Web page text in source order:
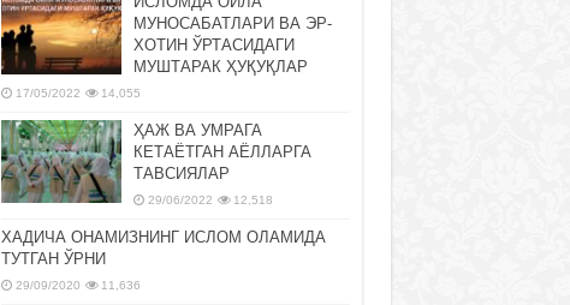
МУНОСАБАТЛАРИ ВА ЭР-
ХОТИН ЎРТАСИДАГИ
МУШТАРАК ҲУҚУҚЛАР
17/05/2022 14,055
ҲАЖ ВА УМРАГА
КЕТАЁТГАН АЁЛЛАРГА
ТАВСИЯЛАР
29/06/2022 12,518
ХАДИЧА ОНАМИЗНИНГ ИСЛОМ ОЛАМИДА
ТУТГАН ЎРНИ
29/09/2020 11,636